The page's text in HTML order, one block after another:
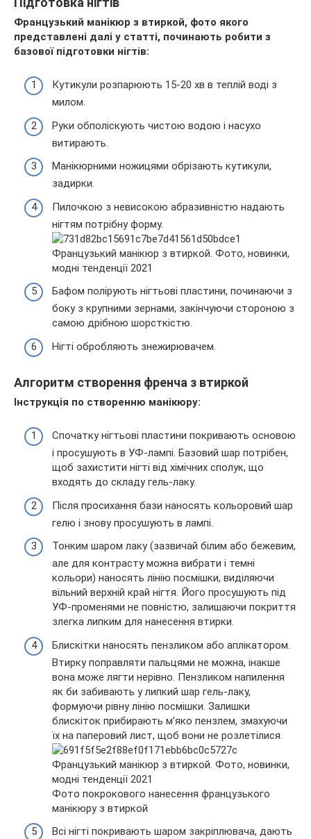
Французький манікюр з втиркой, фото якого
представлені далі у статті, починають робити з
базової підготовки нігтів:
Кутикули розпарюють 15-20 хв в теплій воді з
милом.
Руки обполіскують чистою водою і насухо
витирають.
Манікюрними ножицями обрізають кутикули,
задирки.
Пилочкою з невисокою абразивністю надають
нігтям потрібну форму.
Бафом полірують нігтьові пластини, починаючи з
боку з крупними зернами, закінчуючи стороною з
самою дрібною шорсткістю.
Нігті обробляють знежирювачем.
Алгоритм створення френча з втиркой
Інструкція по створенню манікюру:
Спочатку нігтьові пластини покривають основою
і просушують в УФ-лампі. Базовий шар потрібен,
щоб захистити нігті від хімічних сполук, що
входять до складу гель-лаку.
Після просихання бази наносять кольоровий шар
гелю і знову просушують в лампі.
Тонким шаром лаку (зазвичай білим або бежевим,
але для контрасту можна вибрати і темні
кольори) наносять лінію посмішки, виділяючи
вільний верхній край нігтя. Його просушують під
УФ-променями не повністю, залишаючи покриття
злегка липким для нанесення втирки.
Блискітки наносять пензликом або аплікатором.
Втирку поправляти пальцями не можна, інакше
вона може лягти нерівно. Пензликом напилення
як би забивають у липкий шар гель-лаку,
формуючи рівну лінію посмішки. Залишки
блискіток прибирають м’яко пензлем, змахуючи
їх на паперовий лист, щоб вони не розлетілися.
Фото покрокового нанесення французького
манікюру з втиркой
Всі нігті покривають шаром закріплювача, дають